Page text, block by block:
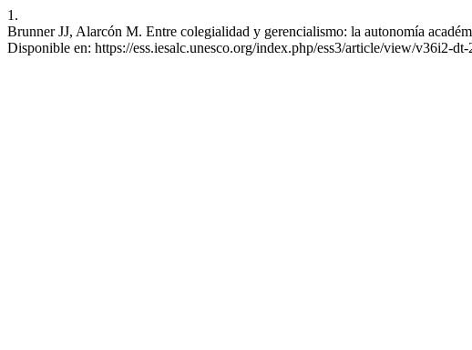
1.
Brunner JJ, Alarcón M. Entre colegialidad y gerencialismo: la autonomía
Disponible en: https://ess.iesalc.unesco.org/index.php/ess3/article/view/v36i2-dt-